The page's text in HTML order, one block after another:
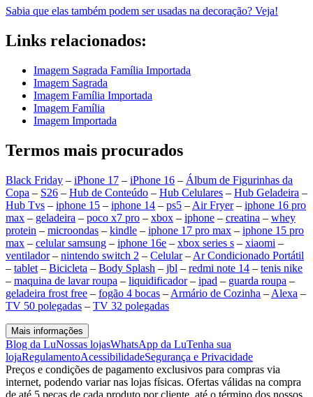
Sabia que elas também podem ser usadas na decoração? Veja!
Links relacionados:
Imagem Sagrada Família Importada
Imagem Sagrada
Imagem Família Importada
Imagem Família
Imagem Importada
Termos mais procurados
Black Friday – iPhone 17 – iPhone 16 – Álbum de Figurinhas da
Copa – S26 – Hub de Conteúdo – Hub Celulares – Hub Geladeira –
Hub Tvs – iphone 15 – iphone 14 – ps5 – Air Fryer– iphone 16 pro
max – geladeira – poco x7 pro – xbox – iphone – creatina – whey
protein – microondas – kindle – iphone 17 pro max – iphone 15 pro
max – celular samsung – iphone 16e – xbox series s – xiaomi –
ventilador– nintendo switch 2 – Celular– Ar Condicionado Portátil
– tablet – Bicicleta – Body Splash – jbl – redmi note 14 – tenis nike
– maquina de lavar roupa – liquidificador– ipad – guarda roupa –
geladeira frost free – fogão 4 bocas – Armário de Cozinha – Alexa –
TV 50 polegadas – TV 32 polegadas
Mais informações
Blog da LuNossas lojasWhatsApp da LuTenha sua
lojaRegulamentoAcessibilidadeSegurança e Privacidade
Preços e condições de pagamento exclusivos para compras via
internet, podendo variar nas lojas físicas. Ofertas válidas na compra
de até 5 peças de cada produto por cliente, até o término dos nossos